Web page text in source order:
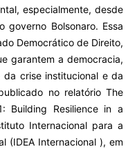
especialmente, desde
governo Bolsonaro. Essa
Democrático de Direito,
garantem a democracia,
crise institucional e da
no relatório The
Building Resilience in a
Internacional para a
(IDEA Internacional ), em